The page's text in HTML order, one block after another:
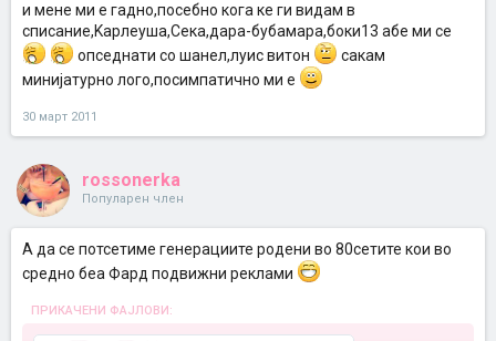
и мене ми е гадно,посебно кога ке ги видам в
списание,Kарлеуша,Cека,дара-бубамара,боки13 абе ми се
опседнати со шанел,луис витон
сакам
минијатурно лого,посимпатично ми е
30 март 2011
rossonerka
Популарен член
А да се потсетиме генерациите родени во 80сетите кои во
средно беа Фард подвижни реклами
ПРИКАЧЕНИ ФАЈЛОВИ: